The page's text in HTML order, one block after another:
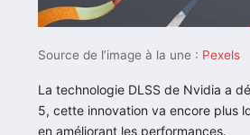
Source de l’image à la une : Pexels
La technologie DLSS de Nvidia a
5, cette innovation va encore plus
en améliorant les performances.